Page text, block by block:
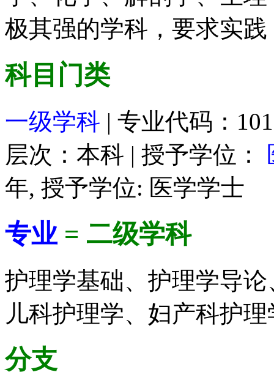
极其强的学科，要求实
科目门类
一级学科 | 专业代码：
层次：本科 | 授予学位：
年, 授予学位: 医学学士
专业= 二级学科
护理学基础、护理学导
儿科护理学、妇产科护理
分支